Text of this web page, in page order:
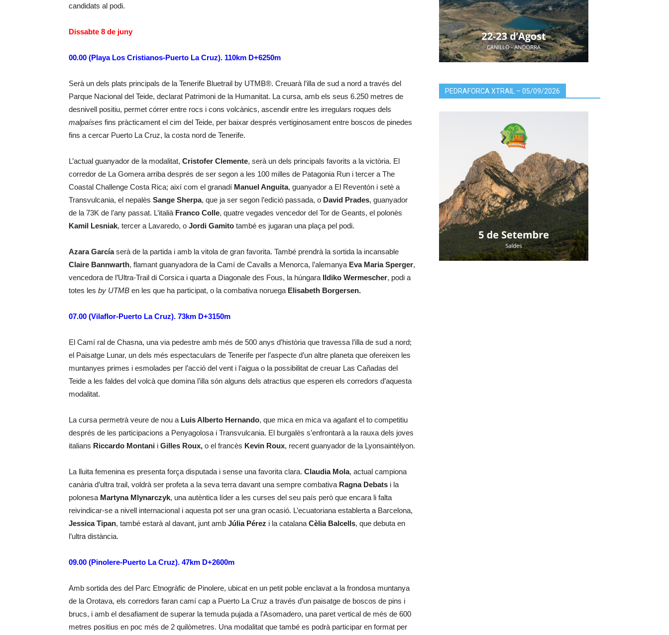
candidats al podi.
Dissabte 8 de juny
00.00 (Playa Los Cristianos-Puerto La Cruz). 110km D+6250m
Serà un dels plats principals de la Tenerife Bluetrail by UTMB®. Creuarà l’illa de sud a nord a través del
Parque Nacional del Teide, declarat Patrimoni de la Humanitat. La cursa, amb els seus 6.250 metres de
desnivell positiu, permet córrer entre rocs i cons volcànics, ascendir entre les irregulars roques dels
malpaíses fins pràcticament el cim del Teide, per baixar després vertiginosament entre boscos de pinedes
fins a cercar Puerto La Cruz, la costa nord de Tenerife.
L’actual guanyador de la modalitat, Cristofer Clemente, serà un dels principals favorits a la victòria. El
corredor de La Gomera arriba després de ser segon a les 100 milles de Patagonia Run i tercer a The
Coastal Challenge Costa Rica; així com el granadí Manuel Anguita, guanyador a El Reventón i setè a
Transvulcania, el nepalès Sange Sherpa, que ja ser segon l’edició passada, o David Prades, guanyador
de la 73K de l’any passat. L’italià Franco Colle, quatre vegades vencedor del Tor de Geants, el polonès
Kamil Lesniak, tercer a Lavaredo, o Jordi Gamito també es jugaran una plaça pel podi.
Azara Garcíaserà de la partida i amb la vitola de gran favorita. També prendrà la sortida la incansable
Claire Bannwarth, flamant guanyadora de la Camí de Cavalls a Menorca, l’alemanya Eva Maria Sperger,
vencedora de l’Ultra-Trail di Corsica i quarta a Diagonale des Fous, la húngara Ildiko Wermescher, podi a
totes les by UTMB en les que ha participat, o la combativa noruega Elisabeth Borgersen.
07.00 (Vilaflor-Puerto La Cruz). 73km D+3150m
El Camí ral de Chasna, una via pedestre amb més de 500 anys d’història que travessa l’illa de sud a nord;
el Paisatge Lunar, un dels més espectaculars de Tenerife per l’aspecte d’un altre planeta que ofereixen les
muntanyes primes i esmolades per l’acció del vent i l’aigua o la possibilitat de creuar Las Cañadas del
Teide a les faldes del volcà que domina l’illa són alguns dels atractius que esperen els corredors d’aquesta
modalitat.
La cursa permetrà veure de nou a Luis Alberto Hernando, que mica en mica va agafant el to competitiu
després de les participacions a Penyagolosa i Transvulcania. El burgalès s’enfrontarà a la rauxa dels joves
italians Riccardo Montani i Gilles Roux, o el francès Kevin Roux, recent guanyador de la Lyonsaintélyon.
La lluita femenina es presenta força disputada i sense una favorita clara. Claudia Mola, actual campiona
canària d’ultra trail, voldrà ser profeta a la seva terra davant una sempre combativa Ragna Debats i la
polonesa Martyna Mlynarczyk, una autèntica líder a les curses del seu país però que encara li falta
reivindicar-se a nivell internacional i aquesta pot ser una gran ocasió. L’ecuatoriana establerta a Barcelona,
Jessica Tipan, també estarà al davant, junt amb Júlia Pérez i la catalana Cèlia Balcells, que debuta en
l’ultra distància.
09.00 (Pinolere-Puerto La Cruz). 47km D+2600m
Amb sortida des del Parc Etnogràfic de Pinolere, ubicat en un petit poble enclavat a la frondosa muntanya
de la Orotava, els corredors faran camí cap a Puerto La Cruz a través d’un paisatge de boscos de pins i
brucs, i amb el desafiament de superar la temuda pujada a l’Asomadero, una paret vertical de més de 600
metres positius en poc més de 2 quilòmetres. Una modalitat que també es podrà participar en format per
PEDRAFORCA XTRAIL – 05/09/2026